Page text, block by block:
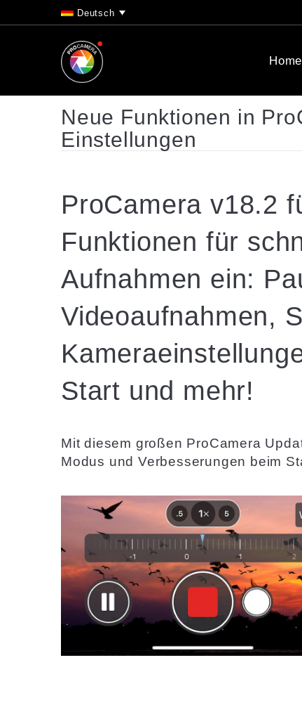
Deutsch
Home
Neue Funktionen in
Einstellungen
ProCamera v18.2
Funktionen für
Aufnahmen ein:
Videoaufnahmen,
Start und mehr!
Mit diesem großen ProCamera
Modus und Verbesserungen beim